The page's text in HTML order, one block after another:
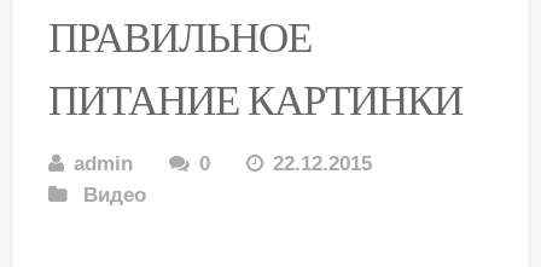
ПРАВИЛЬНОЕ
ПИТАНИЕ КАРТИНКИ
admin 0
22.12.2015
Видео